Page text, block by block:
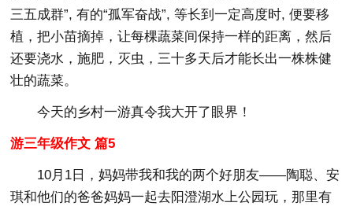
三五成群”, 有的“孤军奋战”, 等长到一定高度时, 便要移
植，把小苗摘掉，让每棵蔬菜间保持一样的距离，然后
还要浇水，施肥，灭虫，三十多天后才能长出一株株健
壮的蔬菜。
今天的乡村一游真令我大开了眼界！
游三年级作文 篇5
10月1日，妈妈带我和我的两个好朋友——陶聪、安
琪和他们的爸爸妈妈一起去阳澄湖水上公园玩，那里有